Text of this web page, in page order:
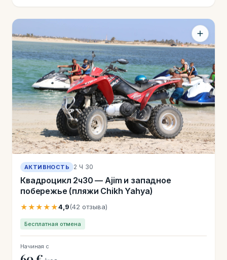
АКТИВНОСТЬ 2 Ч 30
Квадроцикл 2ч30 — Ajim и западное
побережье (пляжи Chikh Yahya)
★★★★★4,9(42 отзыва)
Бесплатная отмена
Начиная с